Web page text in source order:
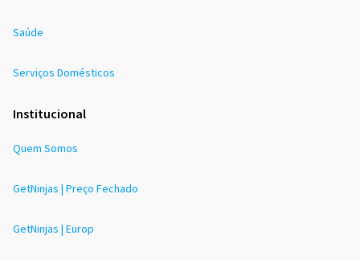
Saúde
Serviços Domésticos
Institucional
Quem Somos
GetNinjas | Preço Fechado
GetNinjas | Europ